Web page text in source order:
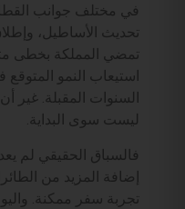
في مختلف جوانب
تحديث الأساطيل،
تمضي المملكة بخطى
استيعاب النمو
السنوات المقبلة. غير
ليست سوى البداية.
فالسباق الحقيقي لم
إضافة المزيد من
تجربة سفر ممكنة.